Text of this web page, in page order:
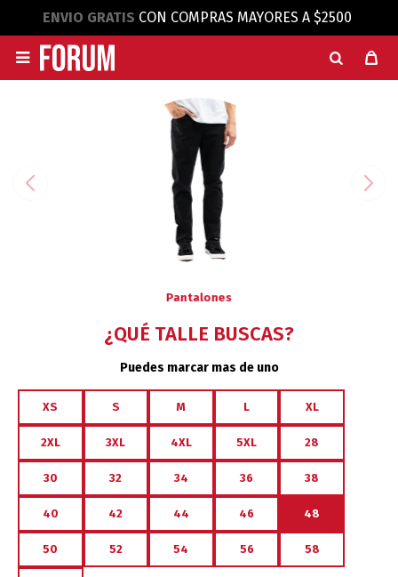
ENVIO GRATIS CON COMPRAS MAYORES A $2500

Pantalones
¿QUÉ TALLE BUSCAS?
Puedes marcar mas de uno
XS S M L XL
2XL 3XL 4XL 5XL 28
30 32 34 36 38
40 42 44 46 48
50 52 54 56 58